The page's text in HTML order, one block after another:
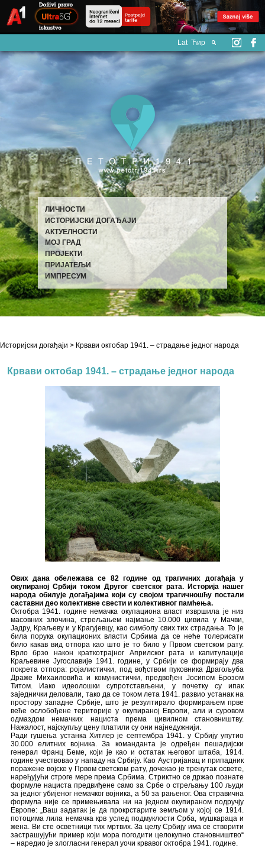
Lat Ћир
ЛИЧНОСТИ
ИСТОРИЈСКИ ДОГАЂАЈИ
АКТУЕЛНОСТИ
МОЈ ГРАД
ПРОЈЕКТИ
ПРИЈАТЕЉИ
ИМПРЕСУМ
Историјски догађаји > Крвави октобар 1941. – страдање једног народа
Крвави октобар 1941. – страдање једног народа
Ових дана обележава се 82 године од трагичних догађаја у
окупираној Србији током Другог светског рата. Историја нашег
народа обилује догађајима који су својом трагичношћу постали
саставни део колективне свести и колективног памћења.
Октобра 1941. године немачка окупациона власт извршила је низ
масовних злочина, стрељањем најмање 10.000 цивила у Мачви,
Јадру, Краљеву и у Крагујевцу, као симболу свих тих страдања. То је
била порука окупационих власти Србима да се неће толерисати
било какав вид отпора као што је то било у Првом светском рату.
Врло брзо након краткотрајног Априлског рата и капитулације
Краљевине Југославије 1941. године, у Србији се формирају два
покрета отпора: ројалистички, под вођством пуковника Драгољуба
Драже Михаиловића и комунистички, предвођен Јосипом Брозом
Титом. Иако идеолошки супротстављени, у почетку су ипак
заједнички деловали, тако да се током лета 1941. развио устанак на
простору западне Србије, што је резултирало формирањем прве
веће ослобођене територије у окупираној Европи, али и суровом
одмаздом немачких нациста према цивилном становништву.
Нажалост, најскупљу цену платили су они најнедужнији.
Ради гушења устанка Хитлер је септембра 1941. у Србију упутио
30.000 елитних војника. За команданта је одређен пешадијски
генерал Франц Беме, који је као и остатак његовог штаба, 1914.
године учествовао у нападу на Србију. Као Аустријанац и припадник
поражене војске у Првом светском рату, дочекао је тренутак освете,
наређујући строге мере према Србима. Стриктно се држао познате
формуле нациста предвиђене само за Србе о стрељању 100 људи
за једног убијеног немачког војника, а 50 за рањеног. Ова стравична
формула није се примењивала ни на једном окупираном подручју
Европе: „Ваш задатак је да прокрстарите земљом у којој се 1914.
потоцима лила немачка крв услед подмуклости Срба, мушкараца и
жена. Ви сте осветници тих мртвих. За целу Србију има се створити
застрашујући пример који мора погодити целокупно становништво“
– наредио је злогласни генерал уочи крвавог октобра 1941. године.